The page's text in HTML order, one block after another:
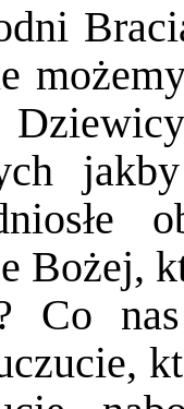
Bożej,
Co